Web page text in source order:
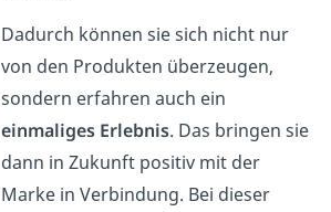
Dadurch können sie sich nicht nur
von den Produkten überzeugen,
sondern erfahren auch ein
einmaliges Erlebnis. Das bringen sie
dann in Zukunft positiv mit der
Marke in Verbindung. Bei dieser